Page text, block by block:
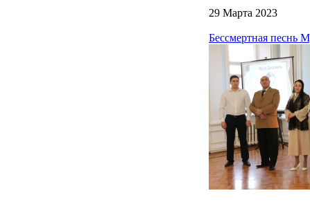
29 Марта 2023
Бессмертная песнь